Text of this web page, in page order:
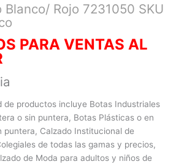
Blanco/ Rojo 7231050 SKU
PARA VENTAS AL
de productos incluye Botas Industriales
o sin puntera, Botas Plásticas o en
puntera, Calzado Institucional de
de todas las gamas y precios,
de Moda para adultos y niños de